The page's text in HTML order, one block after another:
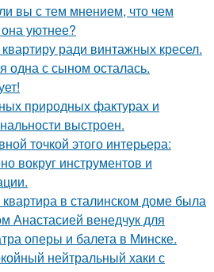
вы с тем мнением, что чем
уютнее?
ради винтажных кресел.
одна с сыном осталась.
природных фактурах и
выстроен.
точкой этого интерьера:
вокруг инструментов и
в сталинском доме была
Анастасией венедчук для
оперы и балета в Минске.
нейтральный хаки с